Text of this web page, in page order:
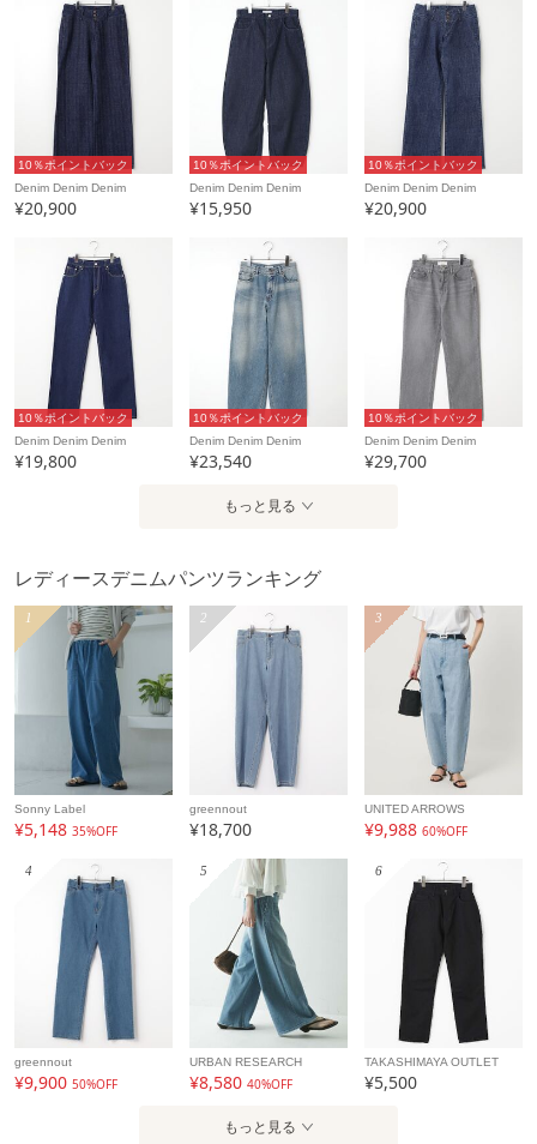
10％ポイントバック
Denim Denim Denim
¥20,900
10％ポイントバック
Denim Denim Denim
¥15,950
10％ポイントバック
Denim Denim Denim
¥20,900
10％ポイントバック
Denim Denim Denim
¥19,800
10％ポイントバック
Denim Denim Denim
¥23,540
10％ポイントバック
Denim Denim Denim
¥29,700
もっと見る
レディースデニムパンツランキング
1
Sonny Label
¥5,148 35%OFF
2
greennout
¥18,700
3
UNITED ARROWS
¥9,98860%OFF
4
greennout
¥9,900 50%OFF
5
URBAN RESEARCH
¥8,58040%OFF
6
TAKASHIMAYA OUTLET
¥5,500
もっと見る